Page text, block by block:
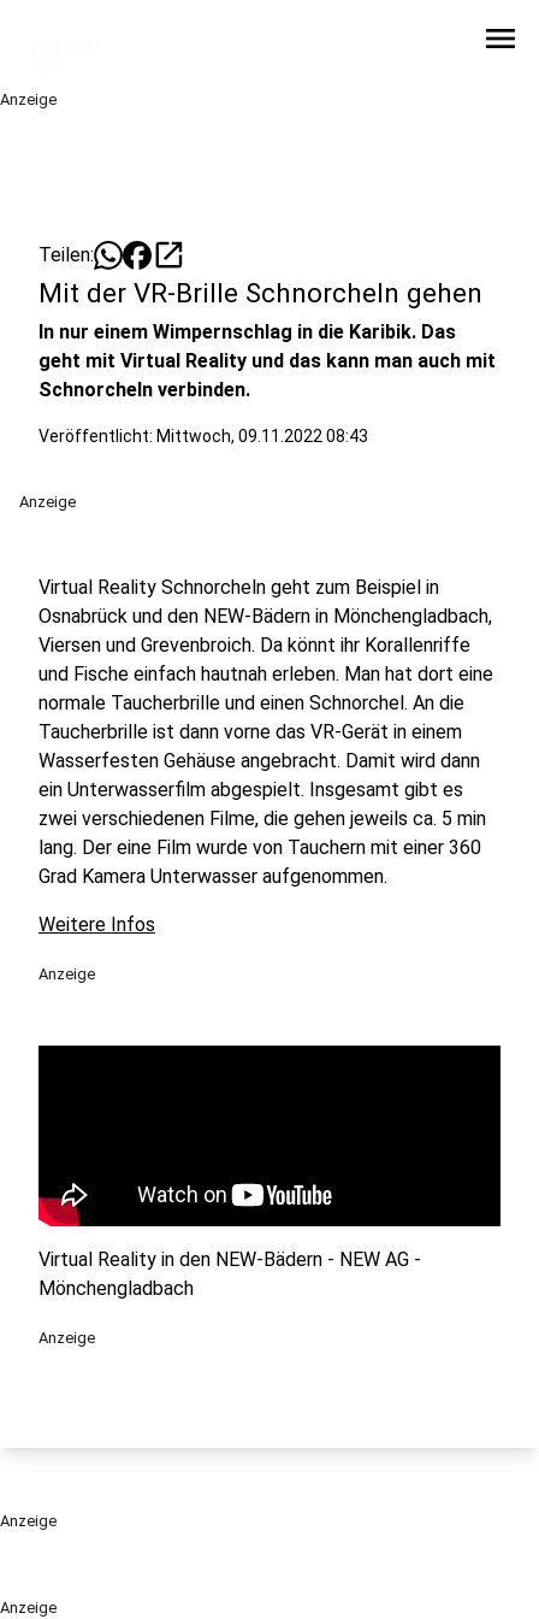
menu
Anzeige
Anzeige
Teilen: open_in_new
Mit der VR-Brille Schnorcheln gehen
In nur einem Wimpernschlag in die Karibik. Das
geht mit Virtual Reality und das kann man auch mit
Schnorcheln verbinden.
Veröffentlicht: Mittwoch, 09.11.2022 08:43
Anzeige
Virtual Reality Schnorcheln geht zum Beispiel in
Osnabrück und den NEW-Bädern in Mönchengladbach,
Viersen und Grevenbroich. Da könnt ihr Korallenriffe
und Fische einfach hautnah erleben. Man hat dort eine
normale Taucherbrille und einen Schnorchel. An die
Taucherbrille ist dann vorne das VR-Gerät in einem
Wasserfesten Gehäuse angebracht. Damit wird dann
ein Unterwasserfilm abgespielt. Insgesamt gibt es
zwei verschiedenen Filme, die gehen jeweils ca. 5 min
lang. Der eine Film wurde von Tauchern mit einer 360
Grad Kamera Unterwasser aufgenommen.
Weitere Infos
Anzeige
Virtual Reality in den NEW-Bädern - NEW AG -
Mönchengladbach
Anzeige
Anzeige